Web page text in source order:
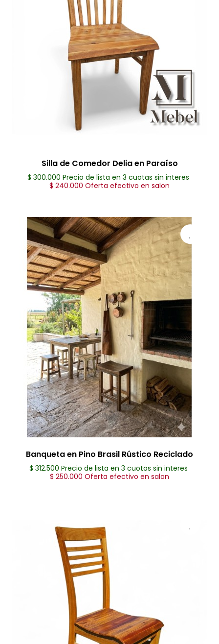
Silla de Comedor Delia en Paraíso
$ 300.000 Precio de lista en 3 cuotas sin interes
$ 240.000 Oferta efectivo en salon
Banqueta en Pino Brasil Rústico Reciclado
$ 312.500 Precio de lista en 3 cuotas sin interes
$ 250.000 Oferta efectivo en salon